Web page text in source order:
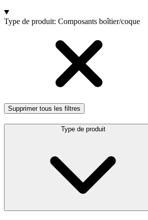
Produits
Type de produit: Composants boîtier/coque
Supprimer tous les filtres
Type de produit